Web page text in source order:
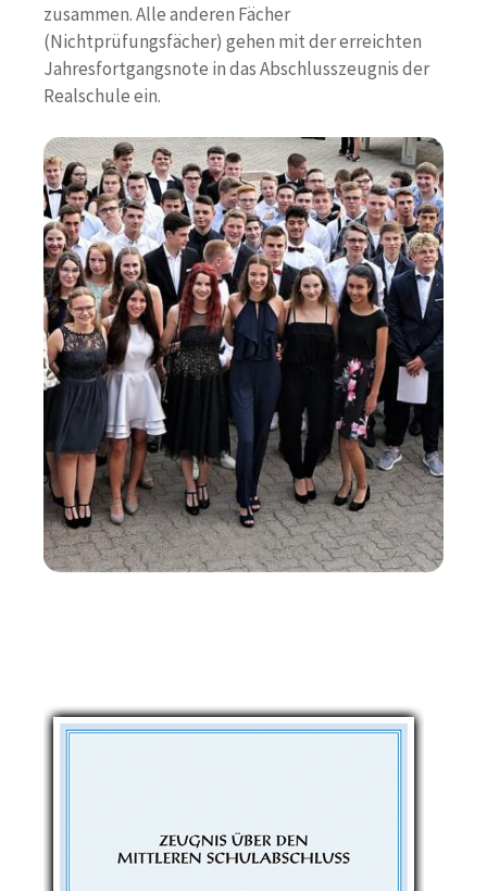
zusammen. Alle anderen Fächer
(Nichtprüfungsfächer) gehen mit der erreichten
Jahresfortgangsnote in das Abschlusszeugnis der
Realschule ein.